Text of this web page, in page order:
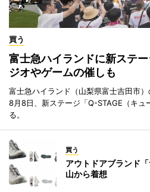
買う
富士急ハイランドに新ステ
ジオやゲームの催しも
富士急ハイランド（山梨県富士吉田市
8月8日、新ステージ「Q-STAGE（キュ
る。
買う
アウトドアブランド
山から着想